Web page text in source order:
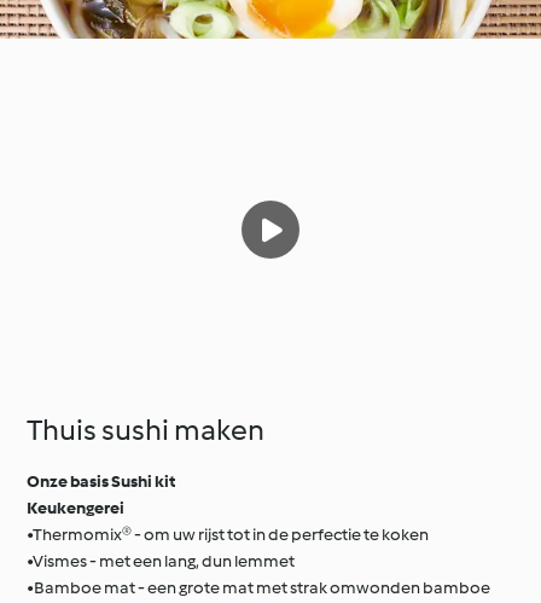
Thuis sushi maken
Onze basis Sushi kit
Keukengerei
•Thermomix® - om uw rijst tot in de perfectie te koken
•Vismes - met een lang, dun lemmet
•Bamboe mat - een grote mat met strak omwonden bamboe